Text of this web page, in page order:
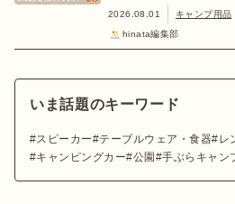
2026.08.01
キャンプ用品
hinata編集部
いま話題のキーワード
スピーカー テーブルウェア・食器 レ
キャンピングカー 公園 手ぶらキャン